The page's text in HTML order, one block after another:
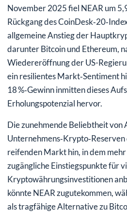
November 2025 fiel NEAR um
Rückgang des
allgemeine Anstieg der
darunter Bitcoin und Ethereum,
Wiedereröffnung der US-
ein resilientes Markt‑Sentiment
18 %‑Gewinn inmitten dieses
Erholungspotenzial hervor.
Die zunehmende Beliebtheit von
reifenden Markt hin, in dem
zugängliche Einstiegspunkte für
Kryptowährungsinvestitionen
könnte NEAR zugutekommen,
als tragfähige Alternative zu